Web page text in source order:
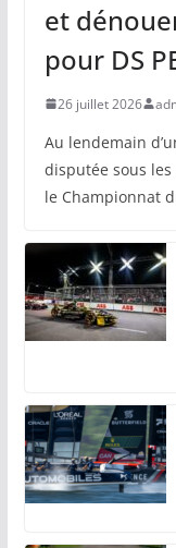
et
pour DS
26 juillet 2026
Au lendemain
disputée sous
le Championnat